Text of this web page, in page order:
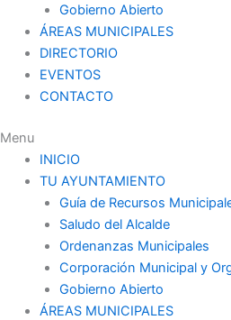
Gobierno Abierto
ÁREAS MUNICIPALES
DIRECTORIO
EVENTOS
CONTACTO
Menu
INICIO
TU AYUNTAMIENTO
Guía de Recursos
Saludo del Alcalde
Ordenanzas Municipales
Corporación Municipal y
Gobierno Abierto
ÁREAS MUNICIPALES